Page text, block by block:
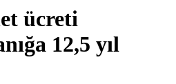
ücreti
12,5 yıl